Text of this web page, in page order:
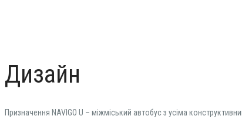
Дизайн
Призначення NAVIGO U – міжміський автобус з усіма